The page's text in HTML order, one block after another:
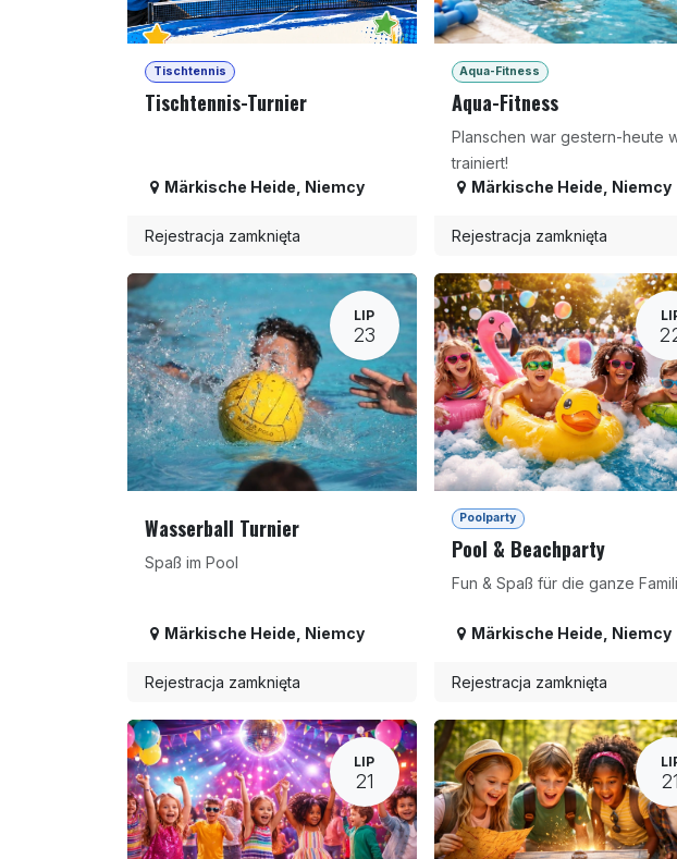
Tischtennis
Tischtennis-Turnier
Märkische Heide Niemcy
Rejestracja zamknięta
Aqua-Fitness
Aqua-Fitness
Planschen war gestern-heute
trainiert!
Märkische Heide Niemcy
Rejestracja zamknięta
LIP
23
Wasserball Turnier
Spaß im Pool
Märkische Heide Niemcy
Rejestracja zamknięta
Poolparty
Pool & Beachparty
Fun & Spaß für die ganze
Märkische Heide Niemcy
Rejestracja zamknięta
LIP
21 21